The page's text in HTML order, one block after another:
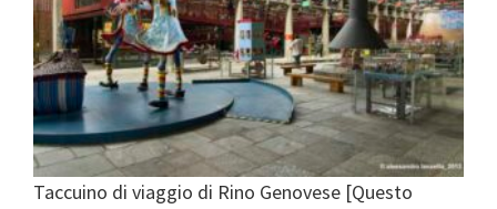
Taccuino di viaggio di Rino Genovese [Questo